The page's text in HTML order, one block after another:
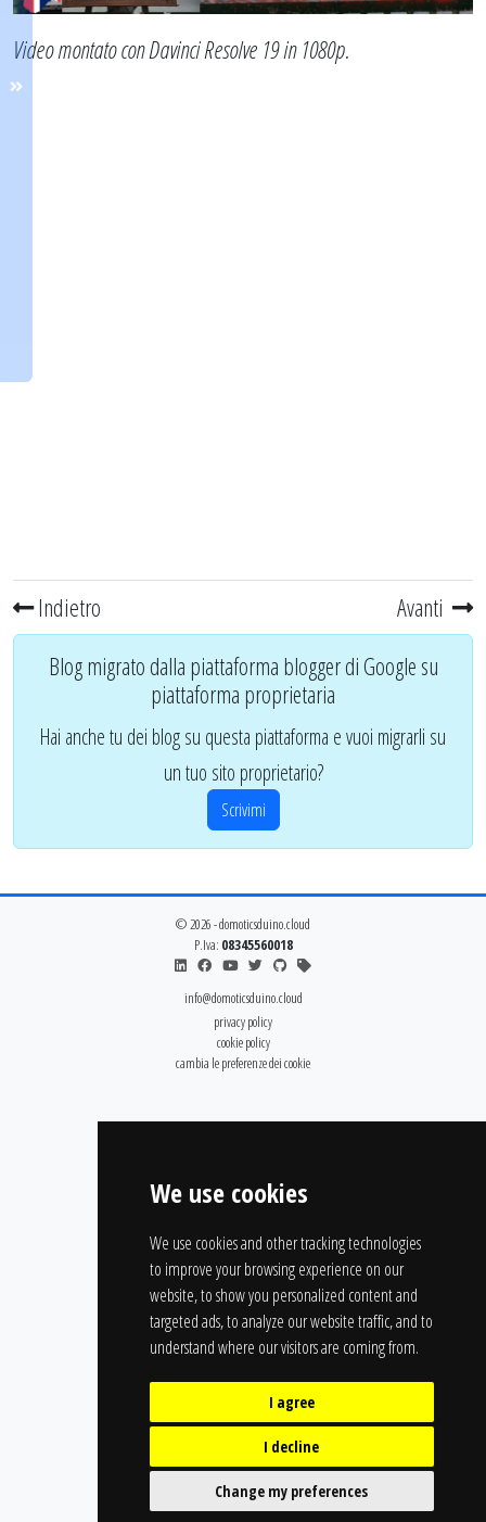
We use cookies
We use cookies and other tracking technologies
to improve your browsing experience on our
website, to show you personalized content and
targeted ads, to analyze our website traffic, and to
understand where our visitors are coming from.
I agree
I decline
Change my preferences
Video montato con Davinci Resolve 19 in 1080p.
Indietro Avanti
Blog migrato dalla piattaforma blogger di Google su
piattaforma proprietaria
Hai anche tu dei blog su questa piattaforma e vuoi migrarli su
un tuo sito proprietario?
Scrivimi
© 2026 - domoticsduino.cloud
P.Iva: 08345560018
info@domoticsduino.cloud
privacy policy
cookie policy
cambia le preferenze dei cookie